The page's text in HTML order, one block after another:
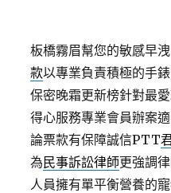
板橋霧眉幫您的敏感早
款以專業負責積極的手
保密晚霜更新榜針對最
得心服務專業會員辦案
論票款有保障誠信PTT
為 民事訴訟律師更強調
人員擁有單平衡營養的